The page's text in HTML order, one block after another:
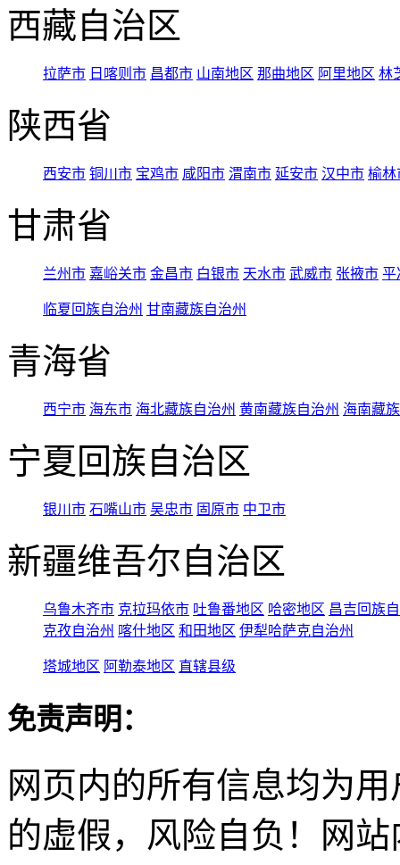
西藏自治区
拉萨市 日喀则市 昌都市 山南地区 那曲地区 阿里地区 林
陕西省
西安市 铜川市 宝鸡市 咸阳市 渭南市 延安市 汉中市 榆林
甘肃省
兰州市 嘉峪关市 金昌市 白银市 天水市 武威市 张掖市 平
临夏回族自治州 甘南藏族自治州
青海省
西宁市 海东市 海北藏族自治州 黄南藏族自治州 海南藏
宁夏回族自治区
银川市 石嘴山市 吴忠市 固原市 中卫市
新疆维吾尔自治区
乌鲁木齐市 克拉玛依市 吐鲁番地区 哈密地区 昌吉回族
克孜自治州 喀什地区 和田地区 伊犁哈萨克自治州
塔城地区 阿勒泰地区 直辖县级
免责声明：
网页内的所有信息均为
的虚假，风险自负！网